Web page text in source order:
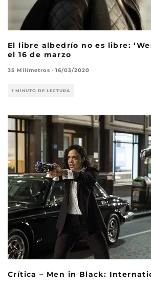
El libre albedrío no es libre:
el 16 de marzo
35 Milímetros · 16/03/2020
1 MINUTO DE LECTURA
Crítica – Men in Black: